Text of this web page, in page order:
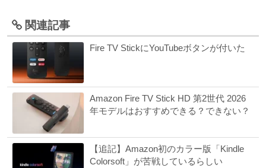
関連記事
Fire TV StickにYouTubeボタンが付いた
Amazon Fire TV Stick HD 第2世代 2026
年モデルはおすすめできる？できない？
【追記】Amazon初のカラー版「Kindle
Colorsoft」が苦戦しているらしい